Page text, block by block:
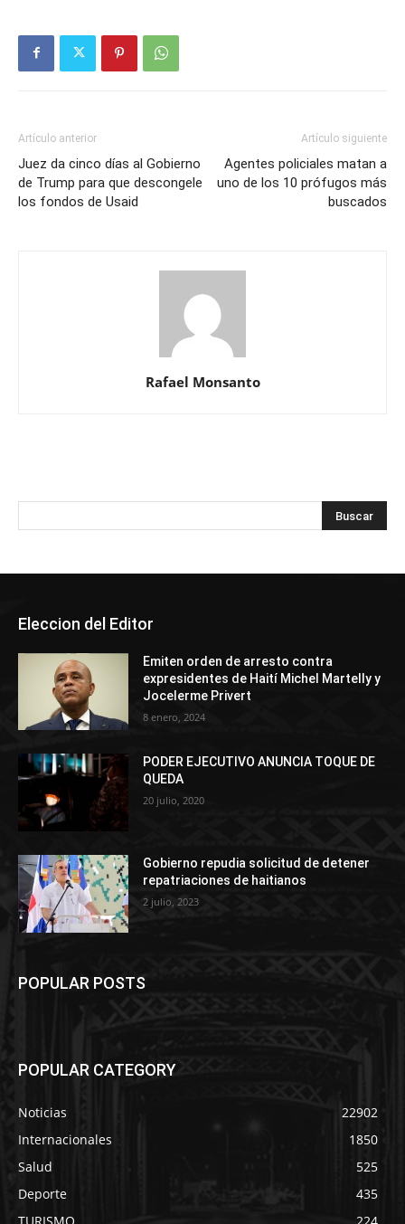
Artículo anterior
Juez da cinco días al Gobierno
de Trump para que descongele
los fondos de Usaid
Artículo siguiente
Agentes policiales matan a
uno de los 10 prófugos más
buscados
Rafael Monsanto
Eleccion del Editor
Emiten orden de arresto contra
expresidentes de Haití Michel Martelly y
Jocelerme Privert
8 enero, 2024
PODER EJECUTIVO ANUNCIA TOQUE DE
QUEDA
20 julio, 2020
Gobierno repudia solicitud de detener
repatriaciones de haitianos
2 julio, 2023
POPULAR POSTS
POPULAR CATEGORY
Noticias
22902
Internacionales
1850
Salud
525
Deporte
435